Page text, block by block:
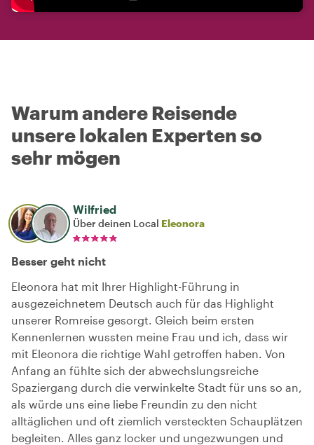
Warum andere Reisende
unsere lokalen Experten so
sehr mögen
Wilfried
Über deinen Local Eleonora
Besser geht nicht
Eleonora hat mit Ihrer Highlight-Führung in
ausgezeichnetem Deutsch auch für das Highlight
unserer Romreise gesorgt. Gleich beim ersten
Kennenlernen wussten meine Frau und ich, dass wir
mit Eleonora die richtige Wahl getroffen haben. Von
Anfang an fühlte sich der abwechslungsreiche
Spaziergang durch die verwinkelte Stadt für uns so an,
als würde uns eine liebe Freundin zu den nicht
alltäglichen und oft ziemlich versteckten Schauplätzen
begleiten. Alles ganz locker und ungezwungen und